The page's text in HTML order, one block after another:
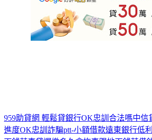
959助貸網 輕鬆貸銀行OK忠訓合法嗎中信
進度OK忠訓詐騙ptt-小額借款遠東銀行低